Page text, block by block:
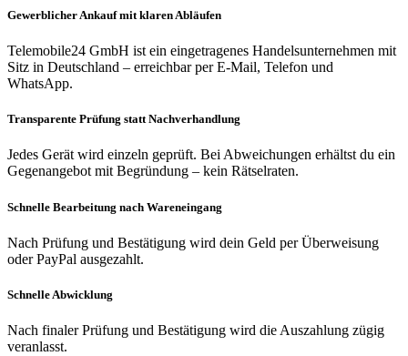
Gewerblicher Ankauf mit klaren Abläufen
Telemobile24 GmbH ist ein eingetragenes Handelsunternehmen mit
Sitz in Deutschland – erreichbar per E-Mail, Telefon und
WhatsApp.
Transparente Prüfung statt Nachverhandlung
Jedes Gerät wird einzeln geprüft. Bei Abweichungen erhältst du ein
Gegenangebot mit Begründung – kein Rätselraten.
Schnelle Bearbeitung nach Wareneingang
Nach Prüfung und Bestätigung wird dein Geld per Überweisung
oder PayPal ausgezahlt.
Schnelle Abwicklung
Nach finaler Prüfung und Bestätigung wird die Auszahlung zügig
veranlasst.